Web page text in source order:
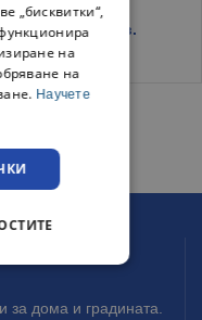
3.99€ / 7.80 лв.
за дома и градината.
„бисквитки“,
на
на
Научете